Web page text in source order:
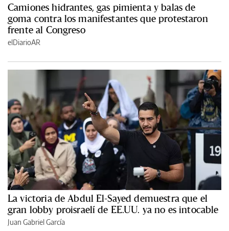
Camiones hidrantes, gas pimienta y balas de
goma contra los manifestantes que protestaron
frente al Congreso
elDiarioAR
La victoria de Abdul El-Sayed demuestra que el
gran lobby proisraelí de EE.UU. ya no es intocable
Juan Gabriel García